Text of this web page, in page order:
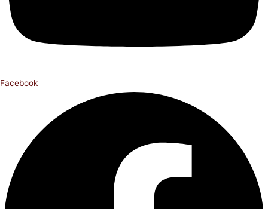
Facebook